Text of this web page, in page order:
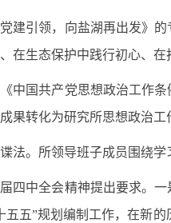
建引领，向盐湖再出发》
在生态保护中践行初心、
中国共产党思想政治工作
果转化为研究所思想政治
法。所领导班子成员围绕
四中全会精神提出要求。
五”规划编制工作，在新